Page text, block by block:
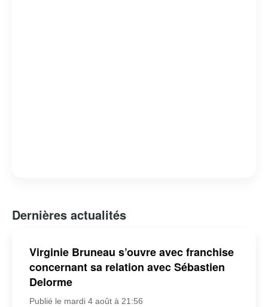
Dernières actualités
Virginie Bruneau s’ouvre avec franchise
concernant sa relation avec Sébastien
Delorme
Publié le mardi 4 août à 21:56